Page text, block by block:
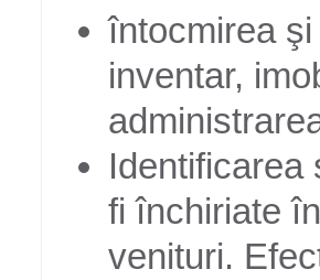
întocmirea
inventar,
Identificarea
fi închiriate
venituri.